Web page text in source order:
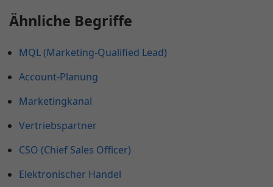
Ähnliche Begriffe
MQL (Marketing-Qualified Lead)
Account-Planung
Marketingkanal
Vertriebspartner
CSO (Chief Sales Officer)
Elektronischer Handel